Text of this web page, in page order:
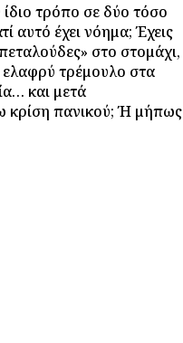
τρόπο σε δύο τόσο
αυτό έχει νόημα; Έχεις
στο στομάχι,
τρέμουλο στα
και μετά
κρίση πανικού; Ή μήπως